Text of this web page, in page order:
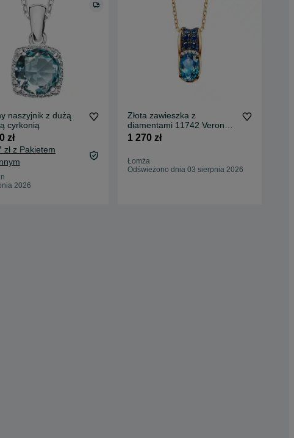
naszyjnik z dużą
cyrkonią
zł
zł z Pakietem
2026
Złota zawieszka z
diamentami 11742 Verona
próba 585 London Blue
1 270 zł
Łomża
Odświeżono dnia 03 sierpnia 2026